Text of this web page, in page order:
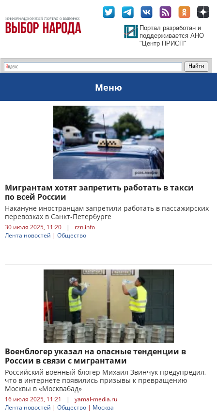
Портал разработан и
поддерживается АНО
"Центр ПРИСП"
Меню
Мигрантам хотят запретить работать в такси
по всей России
Накануне иностранцам запретили работать в пассажирских
перевозках в Санкт-Петербурге
30 июля 2025, 11:20 |
rzn.info
Лента новостей | Общество
Военблогер указал на опасные тенденции в
России в связи с мигрантами
Российский военный блогер Михаил Звинчук предупредил,
что в интернете появились призывы к превращению
Москвы в «Москвабад»
16 июля 2025, 11:21 |
yamal-media.ru
Лента новостей | Общество | Москва